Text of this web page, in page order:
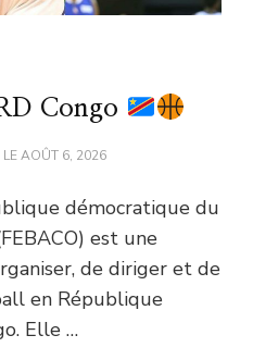
Congo
AOÛT 6, 2026
démocratique du
est une
de diriger et de
en République
Elle …